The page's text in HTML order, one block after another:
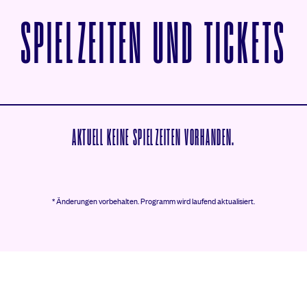
SPIELZEITEN UND TICKETS
AKTUELL KEINE SPIELZEITEN VORHANDEN.
* Änderungen vorbehalten.Programm wird laufend aktualisiert.